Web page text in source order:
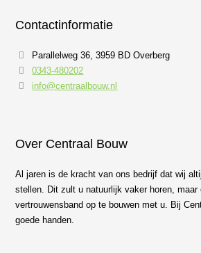
Contactinformatie
Parallelweg 36, 3959 BD Overberg
0343-480202
info@centraalbouw.nl
Over Centraal Bouw
Al jaren is de kracht van ons bedrijf dat wij
stellen. Dit zult u natuurlijk vaker horen, maar
vertrouwensband op te bouwen met u. Bij
goede handen.